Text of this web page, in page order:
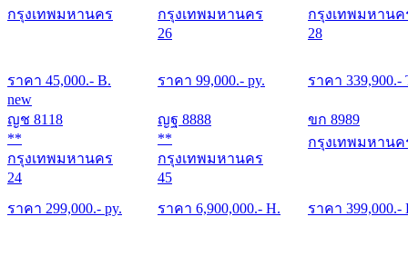
กรุงเทพมหานคร
ราคา 45,000.- B.
กรุงเทพมหานคร
26
ราคา 99,000.- py.
กรุงเทพมหานค
28
ราคา 339,900.-
new
ญช 8118
**
กรุงเทพมหานคร
24
ราคา 299,000.- py.
ญฐ 8888
**
กรุงเทพมหานคร
45
ราคา 6,900,000.- H.
ขก 8989
กรุงเทพมหานค
ราคา 399,000.-